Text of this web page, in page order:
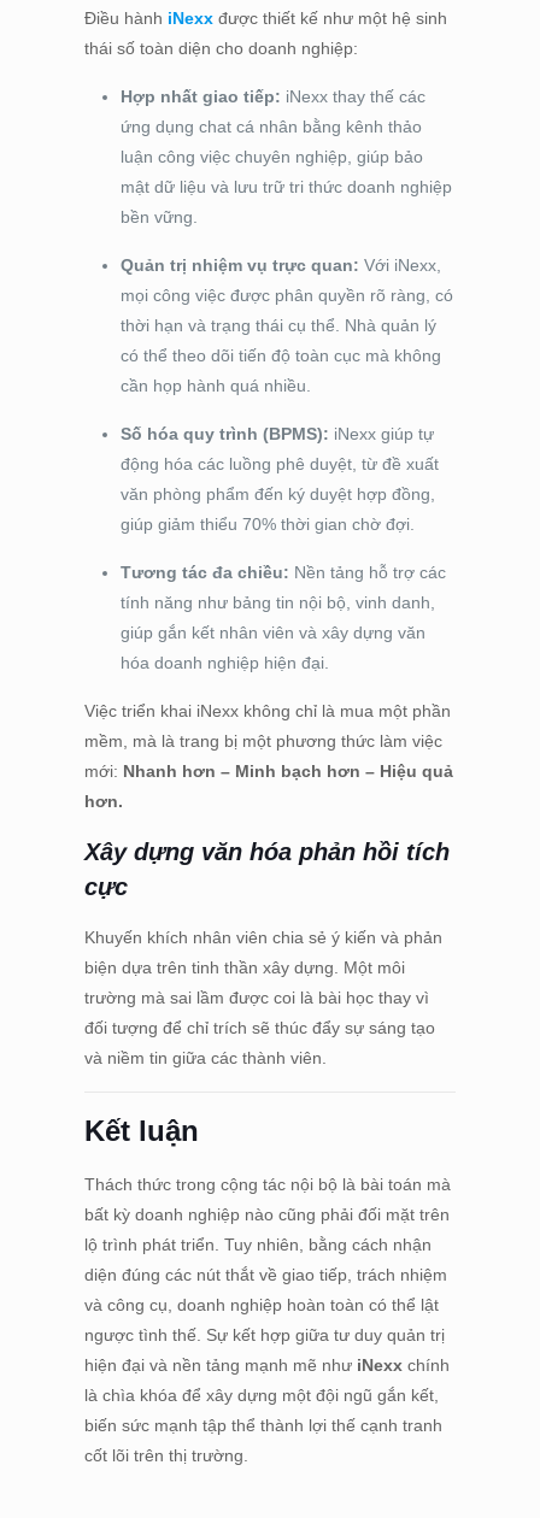
Điều hành iNexxđược thiết kế như một hệ sinh
thái số toàn diện cho doanh nghiệp:
Hợp nhất giao tiếp: iNexx thay thế các
ứng dụng chat cá nhân bằng kênh thảo
luận công việc chuyên nghiệp, giúp bảo
mật dữ liệu và lưu trữ tri thức doanh nghiệp
bền vững.
Quản trị nhiệm vụ trực quan: Với iNexx,
mọi công việc được phân quyền rõ ràng, có
thời hạn và trạng thái cụ thể. Nhà quản lý
có thể theo dõi tiến độ toàn cục mà không
cần họp hành quá nhiều.
Số hóa quy trình (BPMS): iNexx giúp tự
động hóa các luồng phê duyệt, từ đề xuất
văn phòng phẩm đến ký duyệt hợp đồng,
giúp giảm thiểu 70% thời gian chờ đợi.
Tương tác đa chiều: Nền tảng hỗ trợ các
tính năng như bảng tin nội bộ, vinh danh,
giúp gắn kết nhân viên và xây dựng văn
hóa doanh nghiệp hiện đại.
Việc triển khai iNexx không chỉ là mua một phần
mềm, mà là trang bị một phương thức làm việc
mới: Nhanh hơn – Minh bạch hơn – Hiệu quả
hơn.
Xây dựng văn hóa phản hồi tích
cực
Khuyến khích nhân viên chia sẻ ý kiến và phản
biện dựa trên tinh thần xây dựng. Một môi
trường mà sai lầm được coi là bài học thay vì
đối tượng để chỉ trích sẽ thúc đẩy sự sáng tạo
và niềm tin giữa các thành viên.
Kết luận
Thách thức trong cộng tác nội bộ là bài toán mà
bất kỳ doanh nghiệp nào cũng phải đối mặt trên
lộ trình phát triển. Tuy nhiên, bằng cách nhận
diện đúng các nút thắt về giao tiếp, trách nhiệm
và công cụ, doanh nghiệp hoàn toàn có thể lật
ngược tình thế. Sự kết hợp giữa tư duy quản trị
hiện đại và nền tảng mạnh mẽ như iNexxchính
là chìa khóa để xây dựng một đội ngũ gắn kết,
biến sức mạnh tập thể thành lợi thế cạnh tranh
cốt lõi trên thị trường.